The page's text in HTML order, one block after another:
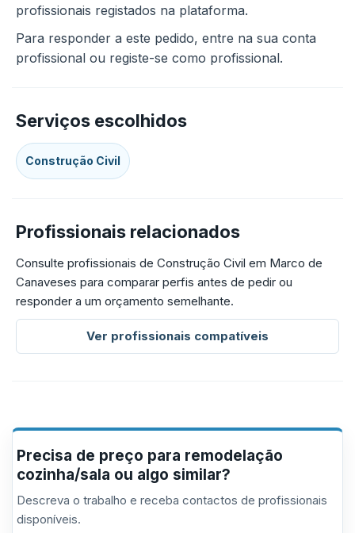
profissionais registados na plataforma.
Para responder a este pedido, entre na sua conta
profissional ou registe-se como profissional.
Serviços escolhidos
Construção Civil
Profissionais relacionados
Consulte profissionais de Construção Civil em Marco de
Canaveses para comparar perfis antes de pedir ou
responder a um orçamento semelhante.
Ver profissionais compatíveis
Precisa de preço para remodelação
cozinha/sala ou algo similar?
Descreva o trabalho e receba contactos de profissionais
disponíveis.